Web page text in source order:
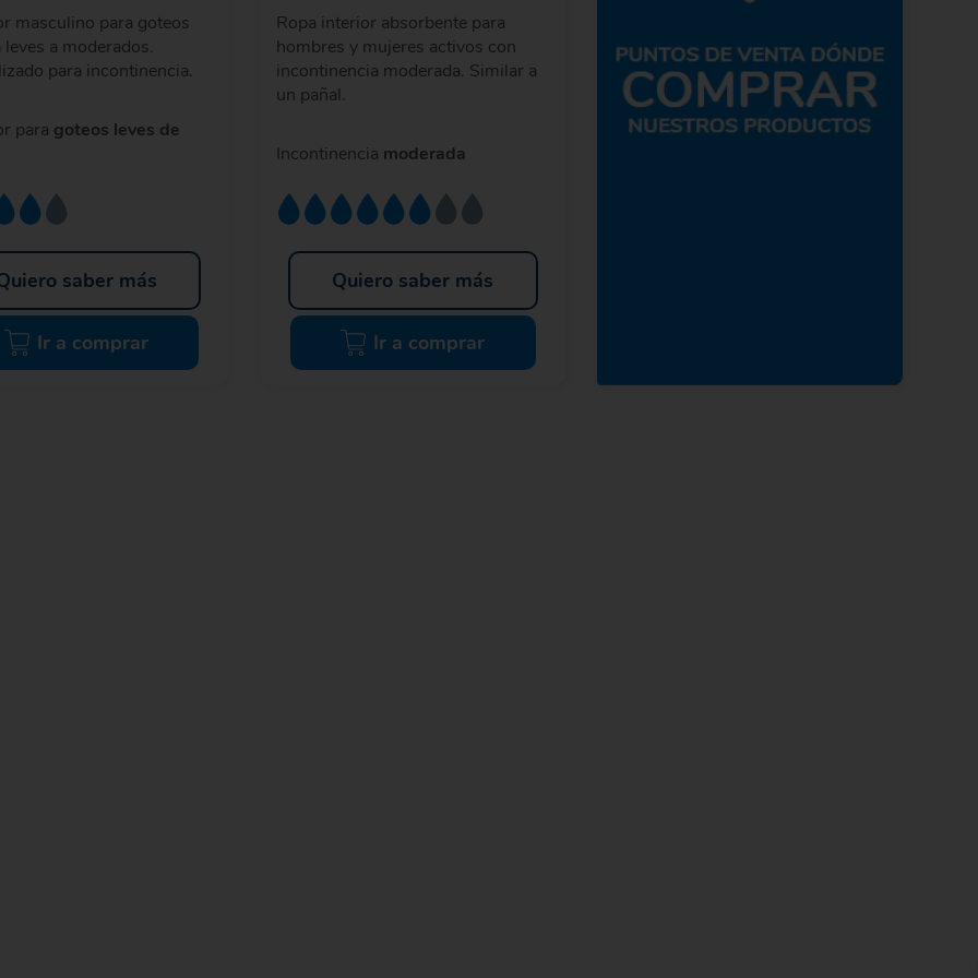
masculino para goteos
a moderados.
para incontinencia.
para goteos leves de
saber más
Ir a comprar
Ropa interior absorbente para
hombres y mujeres activos con
incontinencia moderada. Similar a
un pañal.
Incontinencia moderada
Quiero saber más
Ir a comprar